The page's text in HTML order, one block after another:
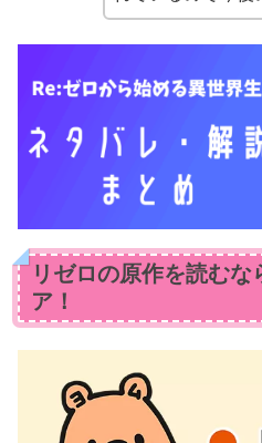
リゼロの原作を読む
ア！